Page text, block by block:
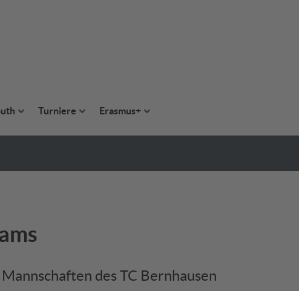
Turniere Erasmus+
des TC Bernhausen